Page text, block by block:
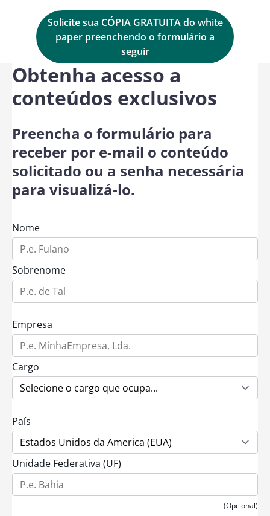
Solicite sua CÓPIA GRATUITA do white
paper preenchendo o formulário a
seguir
Obtenha acesso a
conteúdos exclusivos
Preencha o formulário para
receber por e-mail o conteúdo
solicitado ou a senha necessária
para visualizá-lo.
Nome
Sobrenome
Empresa
Cargo
País
Unidade Federativa (UF)
(Opcional)